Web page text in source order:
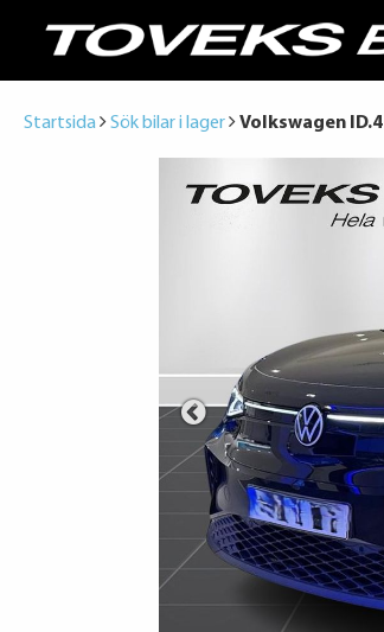
Startsida Sök bilar i lager Volkswagen ID.4